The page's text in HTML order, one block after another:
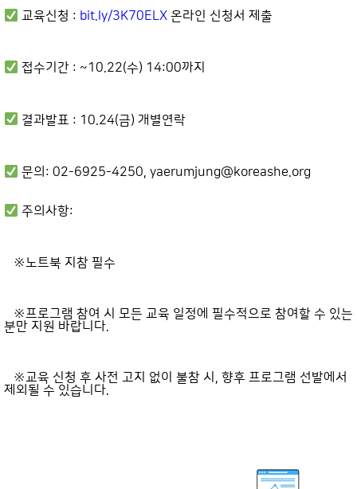
교육신청 : bit.ly/3K70ELX 온라인 신청서 제출
접수기간 : ~10.22(수) 14:00까지
결과발표 : 10.24(금) 개별연락
문의: 02-6925-4250, yaerumjung@koreashe.org
주의사항:
※노트북 지참 필수
※프로그램 참여 시 모든 교육 일정에 필수적으로 참여할 수 있는
분만 지원 바랍니다.
※교육 신청 후 사전 고지 없이 불참 시, 향후 프로그램 선발에서
제외될 수 있습니다.